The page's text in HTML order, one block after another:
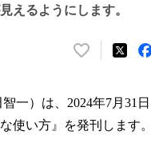
えるようにします。
い
！
数
一）は、2024年7月31
使い方』を発刊します。